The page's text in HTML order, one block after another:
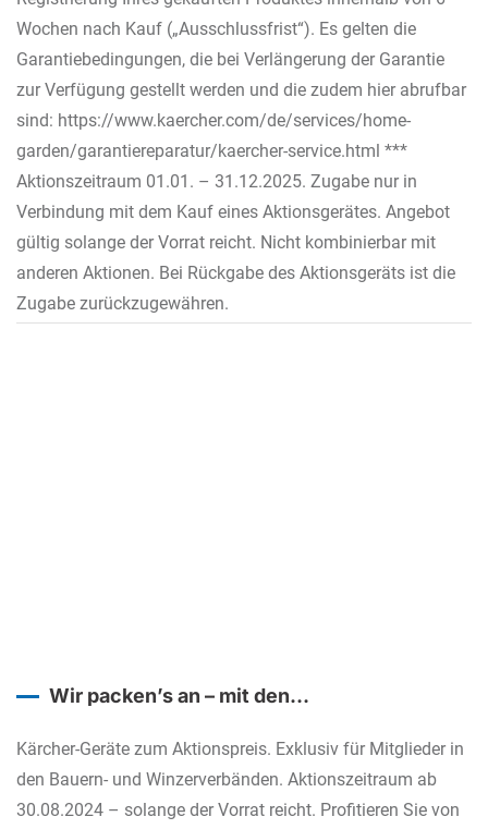
Wochen nach Kauf („Ausschlussfrist“). Es gelten die
Garantiebedingungen, die bei Verlängerung der Garantie
zur Verfügung gestellt werden und die zudem hier abrufbar
sind: https://www.kaercher.com/de/services/home-
garden/garantiereparatur/kaercher-service.html ***
Aktionszeitraum 01.01. – 31.12.2025. Zugabe nur in
Verbindung mit dem Kauf eines Aktionsgerätes. Angebot
gültig solange der Vorrat reicht. Nicht kombinierbar mit
anderen Aktionen. Bei Rückgabe des Aktionsgeräts ist die
Zugabe zurückzugewähren.
Wir packen’s an – mit den
Kärcher-Geräte zum Aktionspreis. Exklusiv für Mitglieder in
den Bauern- und Winzerverbänden. Aktionszeitraum ab
30.08.2024 – solange der Vorrat reicht. Profitieren Sie von